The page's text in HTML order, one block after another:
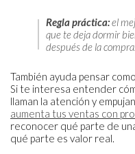
Regla práctica:el
que te deja dormir
después de la compra.
También ayuda pensar
Si te interesa entender
llaman la atención y
aumenta tus ventas con
reconocer qué parte de
qué parte es valor real.